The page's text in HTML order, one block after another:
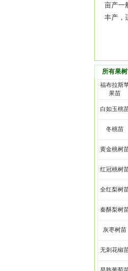
亩产一
丰产，
所有果
福布拉斯
果苗
白如玉桃
冬桃苗
黄金桃树
红冠桃树
全红梨树
秦酥梨树
灰枣树苗
无刺花椒